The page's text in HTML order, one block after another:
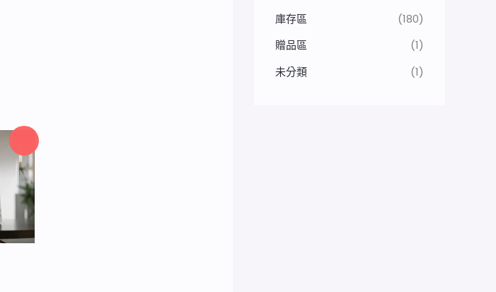
價
格
圍：
NT$88
NT$229
庫存區
(180)
贈品區
(1)
未分類
(1)